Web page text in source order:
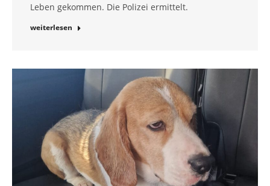
Leben gekommen. Die Polizei ermittelt.
weiterlesen